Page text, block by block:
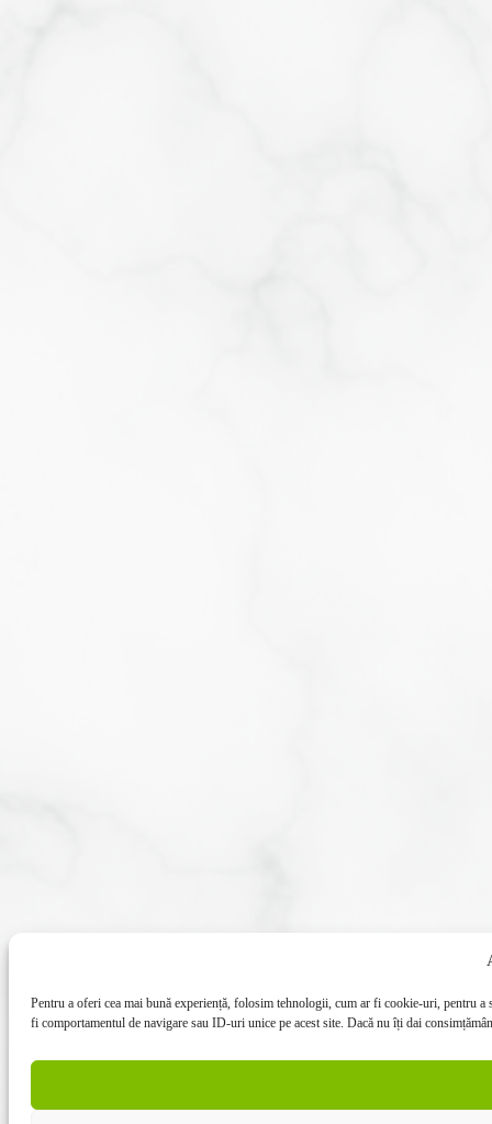
Pentru a oferi cea mai bună experiență, folosim tehnologii, cum ar fi cookie-uri, pentru
fi comportamentul de navigare sau ID-uri unice pe acest site. Dacă nu îți dai